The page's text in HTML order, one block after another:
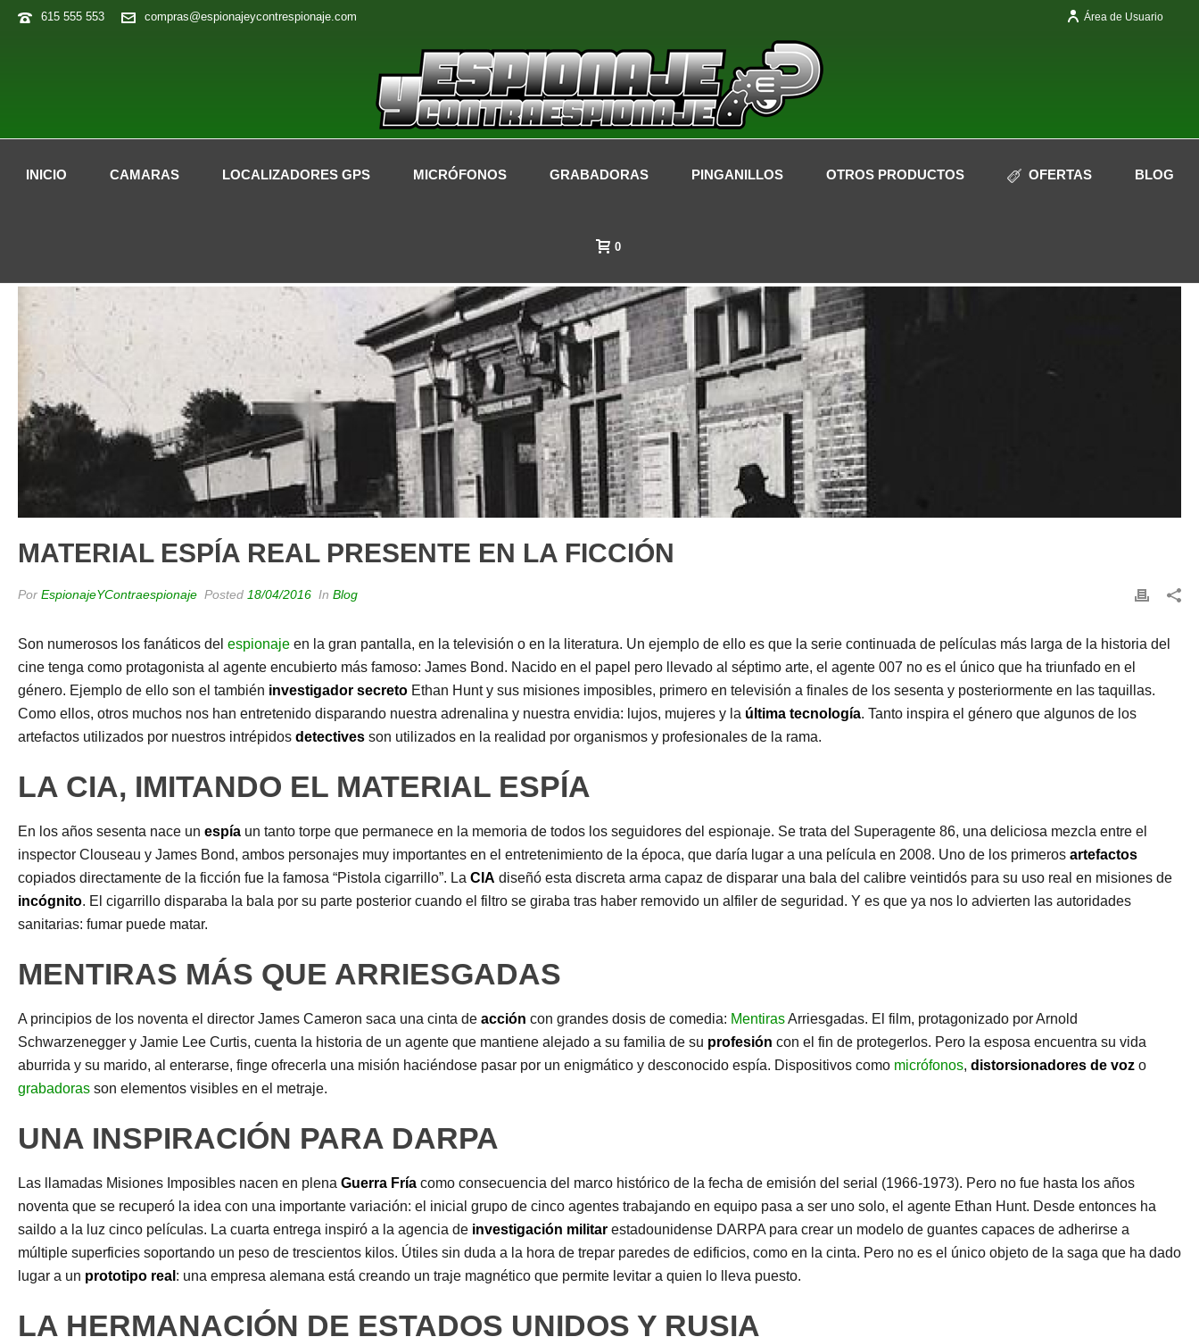
615 555 553 compras@espionajeycontrespionaje.com Área de Usuario
INICIO CAMARAS LOCALIZADORES GPS MICRÓFONOS GRABADORAS PINGANILLOS OTROS PRODUCTOS OFERTAS BLOG
0
MATERIAL ESPÍA REAL PRESENTE EN LA FICCIÓN
Por EspionajeYContraespionaje Posted 18/04/2016 In Blog
Son numerosos los fanáticos del espionaje en la gran pantalla, en la televisión o en la literatura. Un ejemplo de ello es que la serie continuada de películas más larga de la historia del
cine tenga como protagonista al agente encubierto más famoso: James Bond. Nacido en el papel pero llevado al séptimo arte, el agente 007 no es el único que ha triunfado en el
género. Ejemplo de ello son el también investigador secreto Ethan Hunt y sus misiones imposibles, primero en televisión a finales de los sesenta y posteriormente en las taquillas.
Como ellos, otros muchos nos han entretenido disparando nuestra adrenalina y nuestra envidia: lujos, mujeres y la última tecnología. Tanto inspira el género que algunos de los
artefactos utilizados por nuestros intrépidos detectives son utilizados en la realidad por organismos y profesionales de la rama.
LA CIA, IMITANDO EL MATERIAL ESPÍA
En los años sesenta nace un espía un tanto torpe que permanece en la memoria de todos los seguidores del espionaje. Se trata del Superagente 86, una deliciosa mezcla entre el
inspector Clouseau y James Bond, ambos personajes muy importantes en el entretenimiento de la época, que daría lugar a una película en 2008. Uno de los primeros artefactos
copiados directamente de la ficción fue la famosa “Pistola cigarrillo”. La CIA diseñó esta discreta arma capaz de disparar una bala del calibre veintidós para su uso real en misiones de
incógnito. El cigarrillo disparaba la bala por su parte posterior cuando el filtro se giraba tras haber removido un alfiler de seguridad. Y es que ya nos lo advierten las autoridades
sanitarias: fumar puede matar.
MENTIRAS MÁS QUE ARRIESGADAS
A principios de los noventa el director James Cameron saca una cinta de acción con grandes dosis de comedia: MentirasArriesgadas. El film, protagonizado por Arnold
Schwarzenegger y Jamie Lee Curtis, cuenta la historia de un agente que mantiene alejado a su familia de su profesión con el fin de protegerlos. Pero la esposa encuentra su vida
aburrida y su marido, al enterarse, finge ofrecerla una misión haciéndose pasar por un enigmático y desconocido espía. Dispositivos como micrófonos, distorsionadores de voz o
grabadoras son elementos visibles en el metraje.
UNA INSPIRACIÓN PARA DARPA
Las llamadas Misiones Imposibles nacen en plena Guerra Fría como consecuencia del marco histórico de la fecha de emisión del serial (1966-1973). Pero no fue hasta los años
noventa que se recuperó la idea con una importante variación: el inicial grupo de cinco agentes trabajando en equipo pasa a ser uno solo, el agente Ethan Hunt. Desde entonces ha
saildo a la luz cinco películas. La cuarta entrega inspiró a la agencia de investigación militar estadounidense DARPA para crear un modelo de guantes capaces de adherirse a
múltiple superficies soportando un peso de trescientos kilos. Útiles sin duda a la hora de trepar paredes de edificios, como en la cinta. Pero no es el único objeto de la saga que ha dado
lugar a un prototipo real : una empresa alemana está creando un traje magnético que permite levitar a quien lo lleva puesto.
LA HERMANACIÓN DE ESTADOS UNIDOS Y RUSIA